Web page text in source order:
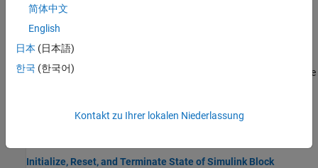
perform these common initialization actions.
Using Initialize, Reinitialize, Reset, and Terminate Functions
Set the state of a block with an initialize function-call event. Reset
block states with a reinitialize or reset function-call event. Save the
Create Test Harness to Generate Function Calls
Initialize, Reset, and Terminate State of Simulink Block
简体中文
English
日本 (日本語)
한국 (한국어)
Kontakt zu Ihrer lokalen Niederlassung